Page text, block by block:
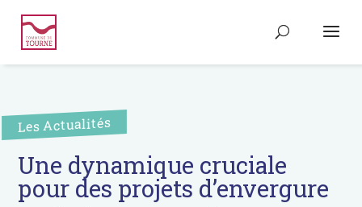
Les Actualités
Une dynamique cruciale
pour des projets d’envergure